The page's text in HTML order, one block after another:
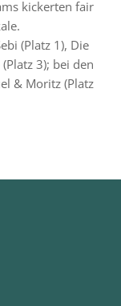
kickerten fair
(Platz 1), Die
3); bei den
& Moritz (Platz